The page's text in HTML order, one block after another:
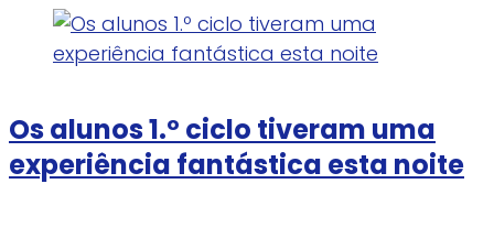
Os alunos 1.º ciclo tiveram uma
experiência fantástica esta noite